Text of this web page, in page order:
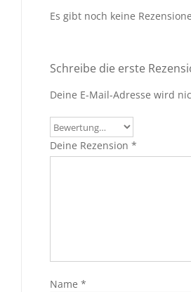
Es gibt noch keine
Schreibe die erste
Deine E-Mail-Adresse wird
Deine Rezension *
Name *